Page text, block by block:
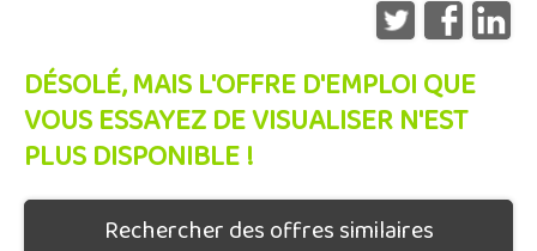
DÉSOLÉ, MAIS L'OFFRE D'EMPLOI QUE
VOUS ESSAYEZ DE VISUALISER N'EST
PLUS DISPONIBLE !
Rechercher des offres similaires